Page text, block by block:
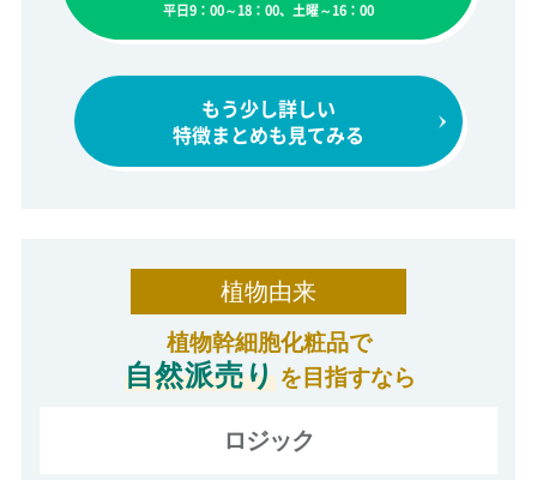
平日9：00～18：00、土曜～16：00
もう少し詳しい
特徴まとめも見てみる
植物由来
植物幹細胞化粧品で
自然派売り を目指すなら
ロジック